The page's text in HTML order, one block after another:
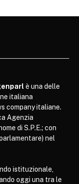
è una delle
italiana
company italiane.
Agenzia
di S.P.E.; con
nel
istituzionale,
oggi una tra le